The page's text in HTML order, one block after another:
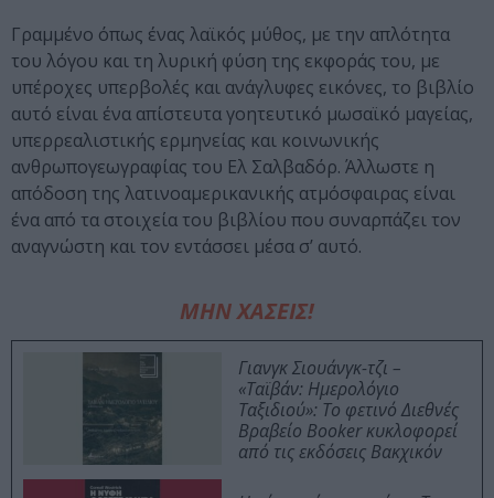
Γραμμένο όπως ένας λαϊκός μύθος, με την απλότητα
του λόγου και τη λυρική φύση της εκφοράς του, με
υπέροχες υπερβολές και ανάγλυφες εικόνες, το βιβλίο
αυτό είναι ένα απίστευτα γοητευτικό μωσαϊκό μαγείας,
υπερρεαλιστικής ερμηνείας και κοινωνικής
ανθρωπογεωγραφίας του Ελ Σαλβαδόρ. Άλλωστε η
απόδοση της λατινοαμερικανικής ατμόσφαιρας είναι
ένα από τα στοιχεία του βιβλίου που συναρπάζει τον
αναγνώστη και τον εντάσσει μέσα σ’ αυτό.
ΜΗΝ ΧΑΣΕΙΣ!
Γιανγκ Σιουάνγκ-τζι –
«Ταϊβάν: Ημερολόγιο
Ταξιδιού»: Το φετινό Διεθνές
Βραβείο Booker κυκλοφορεί
από τις εκδόσεις Βακχικόν